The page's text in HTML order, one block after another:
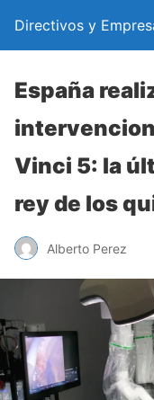
Directivos y
España
Vinci 5: la
rey de los
Alberto Perez